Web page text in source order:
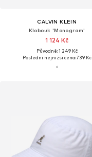
CALVIN KLEIN
Klobouk 'Monogram'
1 124 Kč
Původně: 1 249 Kč
Poslední nejnižší cena:739 Kč